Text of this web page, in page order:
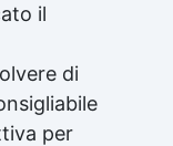
il
di
per